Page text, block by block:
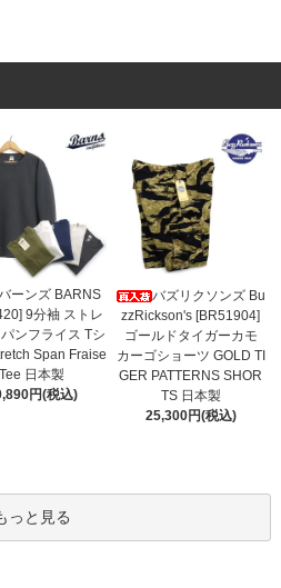
ーンズ BARNS
9分袖 ストレ
ンフライス Tシ
Span Fraise
Tee 日本製
円(税込)
バズリクソンズ Bu
zzRickson's [BR51904]
ゴールドタイガーカモ
カーゴショーツ GOLD TI
GER PATTERNS SHOR
TS 日本製
25,300円(税込)
っと見る